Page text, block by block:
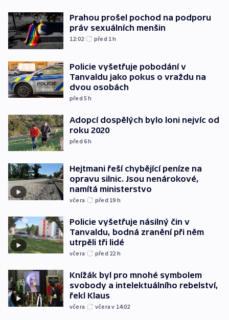
Prahou prošel pochod na podporu
práv sexuálních menšin
12:02 před 1h
Policie vyšetřuje pobodání v
Tanvaldu jako pokus o vraždu na
dvou osobách
před 5h
Adopcí dospělých bylo loni nejvíc od
roku 2020
před 6h
Hejtmani řeší chybějící peníze na
opravu silnic. Jsou nenárokové,
namítá ministerstvo
včera před 19 h
Policie vyšetřuje násilný čin v
Tanvaldu, bodná zranění při něm
utrpěli tři lidé
včera před 22 h
Knížák byl pro mnohé symbolem
svobody a intelektuálního rebelství,
řekl Klaus
včera včera v 14:02